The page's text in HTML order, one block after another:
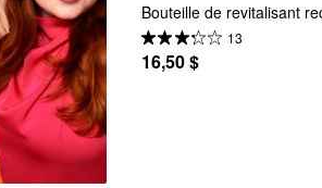
Bouteille de revitalisant
13
16,50 $